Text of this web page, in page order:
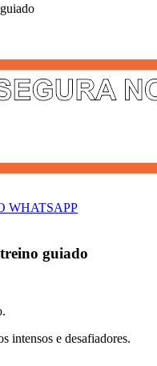
WHATSAPP
guiado
intensos e desafiadores.